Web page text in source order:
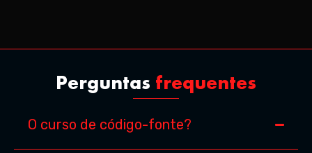
Perguntas frequentes
O curso de código-fonte?